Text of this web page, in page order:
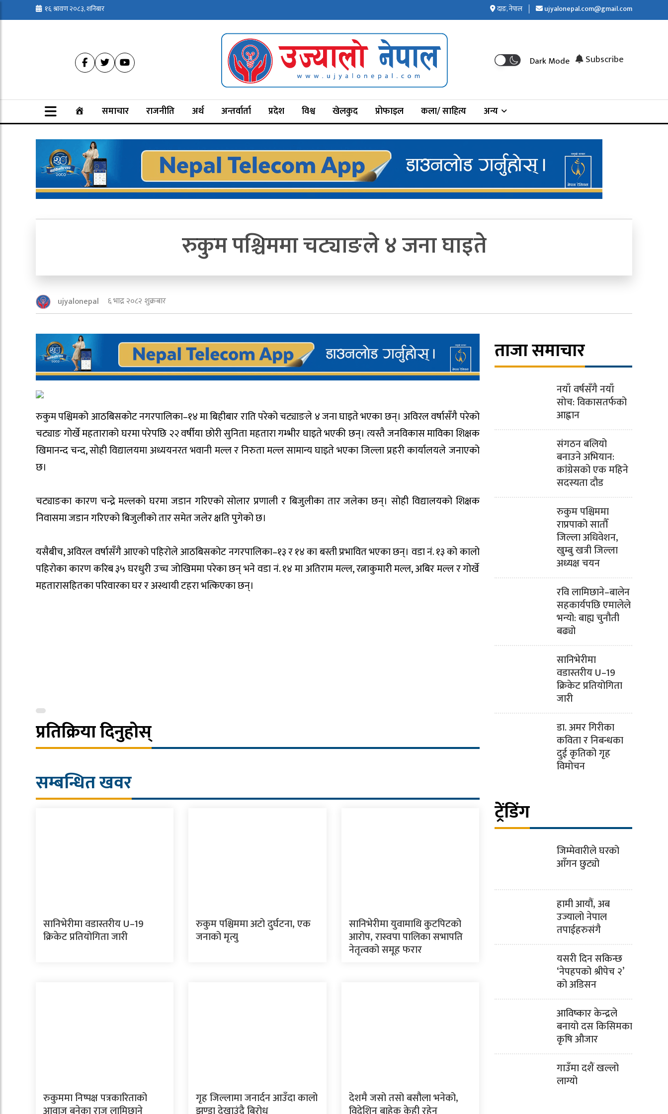
१६ श्रावण २०८३, शनिबार दाङ, नेपाल ujyalonepal.com@gmail.com
Dark Mode Subscribe
समाचार राजनीति अर्थ अन्तर्वार्ता प्रदेश विश्व खेलकुद प्रोफाइल कला/ साहित्य अन्य
रुकुम पश्चिममा चट्याङले ४ जना घाइते
ujyalonepal ६ भाद्र २०८२ शुक्रबार
रुकुम पश्चिमको आठबिसकोट नगरपालिका–१४ मा बिहीबार राति परेको चट्याङले ४ जना घाइते भएका छन्। अविरल वर्षासँगै परेको
चट्याङ गोर्खे महताराको घरमा परेपछि २२ वर्षीया छोरी सुनिता महतारा गम्भीर घाइते भएकी छन्। त्यस्तै जनविकास माविका शिक्षक
खिमानन्द चन्द, सोही विद्यालयमा अध्ययनरत भवानी मल्ल र निरुता मल्ल सामान्य घाइते भएका जिल्ला प्रहरी कार्यालयले जनाएको
छ।
‎चट्याङका कारण चन्द्रे मल्लको घरमा जडान गरिएको सोलार प्रणाली र बिजुलीका तार जलेका छन्। सोही विद्यालयको शिक्षक
निवासमा जडान गरिएको बिजुलीको तार समेत जलेर क्षति पुगेको छ।
‎यसैबीच, अविरल वर्षासँगै आएको पहिरोले आठबिसकोट नगरपालिका–१३ र १४ का बस्ती प्रभावित भएका छन्। वडा नं. १३ को कालो
पहिरोका कारण करिब ३५ घरधुरी उच्च जोखिममा परेका छन् भने वडा नं. १४ मा अतिराम मल्ल, रत्नाकुमारी मल्ल, अबिर मल्ल र गोर्खे
महतारासहितका परिवारका घर र अस्थायी टहरा भत्किएका छन्।
प्रतिक्रिया दिनुहोस्
सम्बन्धित खवर
सानिभेरीमा वडास्तरीय U–19
क्रिकेट प्रतियोगिता जारी
रुकुम पश्चिममा अटो दुर्घटना, एक
जनाको मृत्यु
सानिभेरीमा युवामाथि कुटपिटको
आरोप, रास्वपा पालिका सभापति
नेतृत्वको समूह फरार
रुकुममा निष्पक्ष पत्रकारिताको गृह जिल्लामा जनार्दन आउँदा कालो देशमै जसो तसो बसौला भनेको,
ताजा समाचार
नयाँ वर्षसँगै नयाँ
सोच: विकासतर्फको
आह्वान
संगठन बलियो
बनाउने अभियान:
कांग्रेसको एक महिने
सदस्यता दौड
रुकुम पश्चिममा
राप्रपाको सातौँ
जिल्ला अधिवेशन,
खुम्बु खत्री जिल्ला
अध्यक्ष चयन
रवि लामिछाने–बालेन
सहकार्यपछि एमालेले
भन्यो: बाह्य चुनौती
बढ्यो
सानिभेरीमा
वडास्तरीय U–19
क्रिकेट प्रतियोगिता
जारी
डा. अमर गिरीका
कविता र निबन्धका
दुई कृतिको गृह
विमोचन
ट्रेंडिंग
जिम्मेवारीले घरको
आँगन छुट्यो
हामी आयौं, अब
उज्यालो नेपाल
तपाईहरुसंगै
यसरी दिन सकिन्छ
‘नेपहपको श्रीपेच २’
को अडिसन
आविष्कार केन्द्रले
बनायो दस किसिमका
कृषि औजार
गाउँमा दशैं खल्लो
लाग्यो